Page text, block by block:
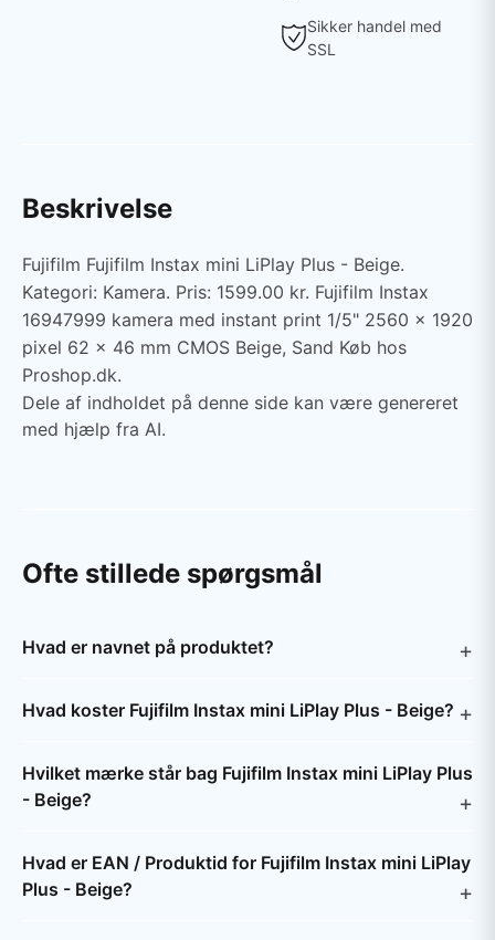
Sikker handel med
SSL
Beskrivelse
Fujifilm Fujifilm Instax mini LiPlay Plus - Beige.
Kategori: Kamera. Pris: 1599.00 kr. Fujifilm Instax
16947999 kamera med instant print 1/5" 2560 x 1920
pixel 62 x 46 mm CMOS Beige, Sand Køb hos
Proshop.dk.
Dele af indholdet på denne side kan være genereret
med hjælp fra AI.
Ofte stillede spørgsmål
Hvad er navnet på produktet?
Hvad koster Fujifilm Instax mini LiPlay Plus - Beige?
Hvilket mærke står bag Fujifilm Instax mini LiPlay Plus
- Beige?
Hvad er EAN / Produktid for Fujifilm Instax mini LiPlay
Plus - Beige?